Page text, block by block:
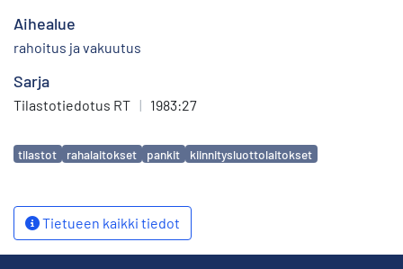
Aihealue
rahoitus ja vakuutus
Sarja
Tilastotiedotus RT | 1983:27
Avainsanat
tilastot rahalaitokset pankit kiinnitysluottolaitokset
Tietueen kaikki tiedot